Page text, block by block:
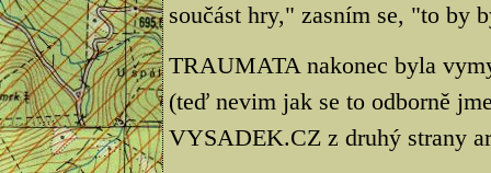
součást hry," zasním se, "to by
TRAUMATA nakonec byla
(teď nevim jak se to odborně
VYSADEK.CZ z druhý strany